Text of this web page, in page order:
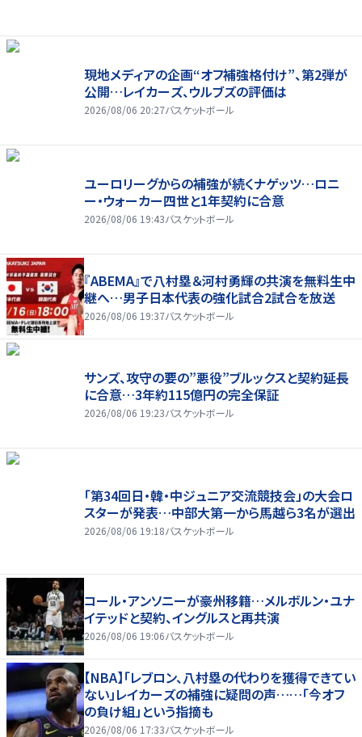
現地メディアの企画“オフ補強格付け”、第2弾が
公開…レイカーズ、ウルブズの評価は
2026/08/06 20:27バスケットボール
ユーロリーグからの補強が続くナゲッツ…ロニ
ー・ウォーカー四世と1年契約に合意
2026/08/06 19:43バスケットボール
『ABEMA』で八村塁＆河村勇輝の共演を無料生中
継へ…男子日本代表の強化試合2試合を放送
2026/08/06 19:37バスケットボール
サンズ、攻守の要の”悪役”ブルックスと契約延長
に合意…3年約115億円の完全保証
2026/08/06 19:23バスケットボール
「第34回日・韓・中ジュニア交流競技会」の大会ロ
スターが発表…中部大第一から馬越ら3名が選出
2026/08/06 19:18バスケットボール
コール・アンソニーが豪州移籍…メルボルン・ユナ
イテッドと契約、イングルスと再共演
2026/08/06 19:06バスケットボール
【NBA】「レブロン、八村塁の代わりを獲得できてい
ない」レイカーズの補強に疑問の声……「今オフ
の負け組」という指摘も
2026/08/06 17:33バスケットボール